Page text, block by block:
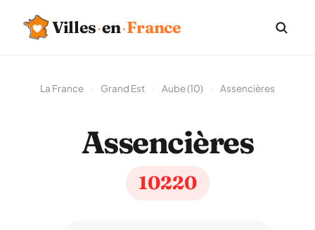
Villes·en·France
La France Grand Est Aube (10) Assencières
Assencières
10220